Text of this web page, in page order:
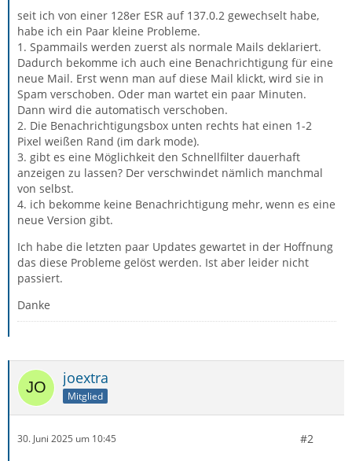
seit ich von einer 128er ESR auf 137.0.2 gewechselt habe,
habe ich ein Paar kleine Probleme.
1. Spammails werden zuerst als normale Mails deklariert.
Dadurch bekomme ich auch eine Benachrichtigung für eine
neue Mail. Erst wenn man auf diese Mail klickt, wird sie in
Spam verschoben. Oder man wartet ein paar Minuten.
Dann wird die automatisch verschoben.
2. Die Benachrichtigungsbox unten rechts hat einen 1-2
Pixel weißen Rand (im dark mode).
3. gibt es eine Möglichkeit den Schnellfilter dauerhaft
anzeigen zu lassen? Der verschwindet nämlich manchmal
von selbst.
4. ich bekomme keine Benachrichtigung mehr, wenn es eine
neue Version gibt.
Ich habe die letzten paar Updates gewartet in der Hoffnung
das diese Probleme gelöst werden. Ist aber leider nicht
passiert.
Danke
joextra
Mitglied
30. Juni 2025 um 10:45 #2